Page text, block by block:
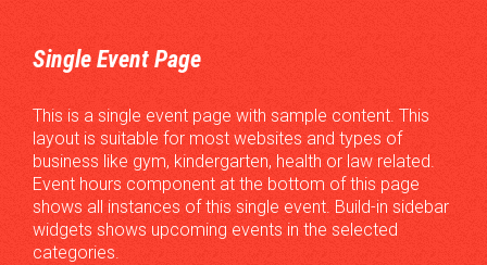
Single Event Page
This is a single event page with sample content. This
layout is suitable for most websites and types of
business like gym, kindergarten, health or law related.
Event hours component at the bottom of this page
shows all instances of this single event. Build-in sidebar
widgets shows upcoming events in the selected
categories.